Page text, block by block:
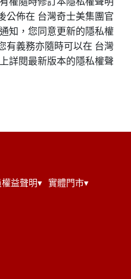
公佈在 台灣奇士美集團官
知，您同意更新的隱私權
有義務亦隨時可以在 台灣
詳閱最新版本的隱私權聲
益聲明▾ 實體門市▾